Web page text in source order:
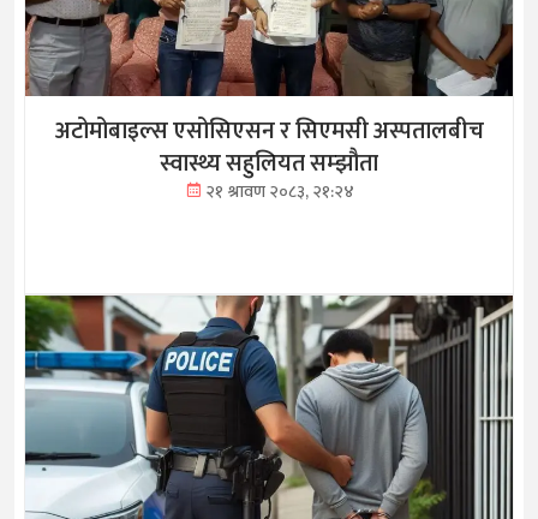
अटोमोबाइल्स एसोसिएसन र सिएमसी अस्पतालबीच
स्वास्थ्य सहुलियत सम्झौता
२१ श्रावण २०८३, २१:२४